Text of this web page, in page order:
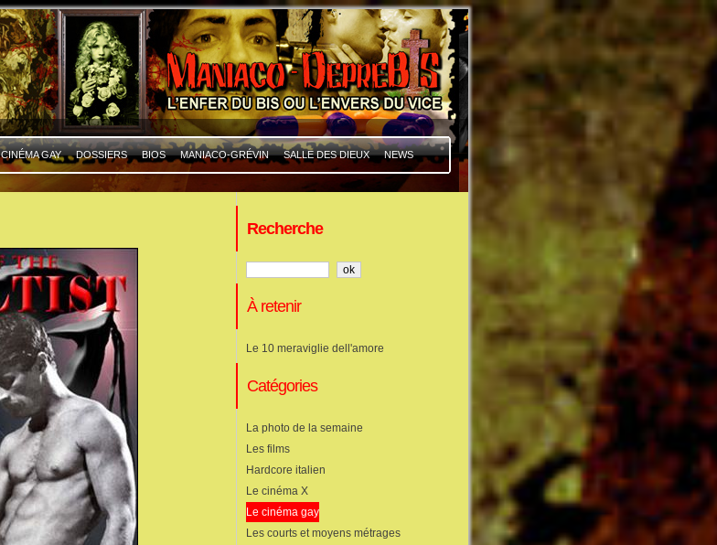
CINÉMA GAY DOSSIERS BIOS MANIACO-GRÉVIN SALLE DES DIEUX NEWS
Recherche
À retenir
Le 10 meraviglie dell'amore
Catégories
La photo de la semaine
Les films
Hardcore italien
Le cinéma X
Le cinéma gay
Les courts et moyens métrages